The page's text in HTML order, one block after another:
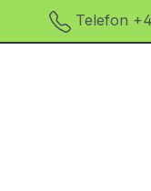
Hauptinhalt
Zur Suche springen
Zur Telefon